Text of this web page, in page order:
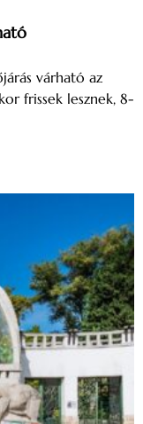
várható az
frissek lesznek, 8-